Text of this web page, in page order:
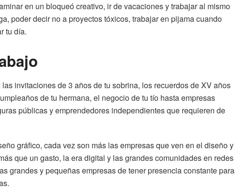
en un bloqueó creativo, ir de vacaciones y trabajar al mismo
poder decir no a proyectos tóxicos, trabajar en pijama cuando
tu día.
invitaciones de 3 años de tu sobrina, los recuerdos de XV años
de tu hermana, el negocio de tu tío hasta empresas
públicas y emprendedores independientes que requieren de
gráfico, cada vez son más las empresas que ven en el diseño y
que un gasto, la era digital y las grandes comunidades en redes
grandes y pequeñas empresas de tener presencia constante para